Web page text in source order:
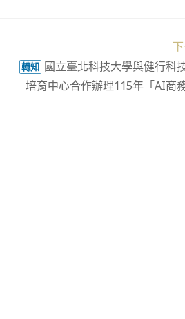
轉知 國立臺北科技大學與健行科
培育中心合作辦理115年「AI商